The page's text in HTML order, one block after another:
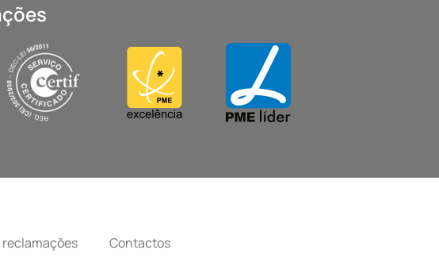
reclamações Contactos